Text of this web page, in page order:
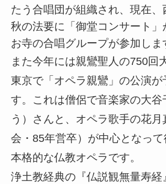
たう合唱団が組織され、現在、
秋の法要に「御堂コンサート
お寺の合唱グループが参加しま
また今年には親鸞聖人の750回
東京で「オペラ親鸞」の公演が
す。これは僧侶で音楽家の大谷
う）さんと、オペラ歌手の花
会・85年営卒）が中心となっ
本格的な仏教オペラです。
浄土教経典の『仏説観無量寿